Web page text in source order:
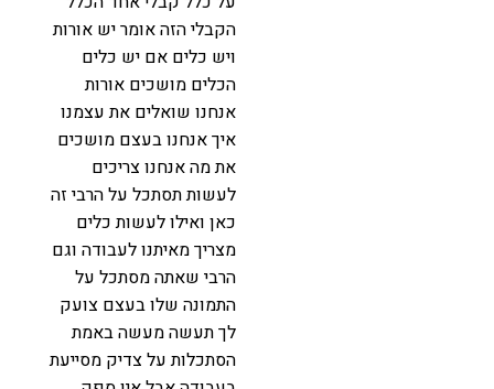
הקבלי הזה אומר יש אורות
ויש כלים אם יש כלים
הכלים מושכים אורות
אנחנו שואלים את עצמנו
איך אנחנו בעצם מושכים
את מה אנחנו צריכים
לעשות תסתכל על הרבי זה
כאן ואילו לעשות כלים
מצריך מאיתנו לעבודה וגם
הרבי שאתה מסתכל על
התמונה שלו בעצם צועק
לך תעשה מעשה באמת
הסתכלות על צדיק מסייעת